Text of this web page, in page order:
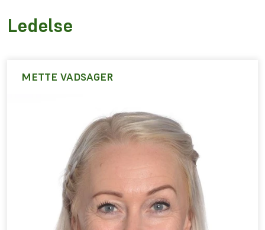
Ledelse
METTE VADSAGER